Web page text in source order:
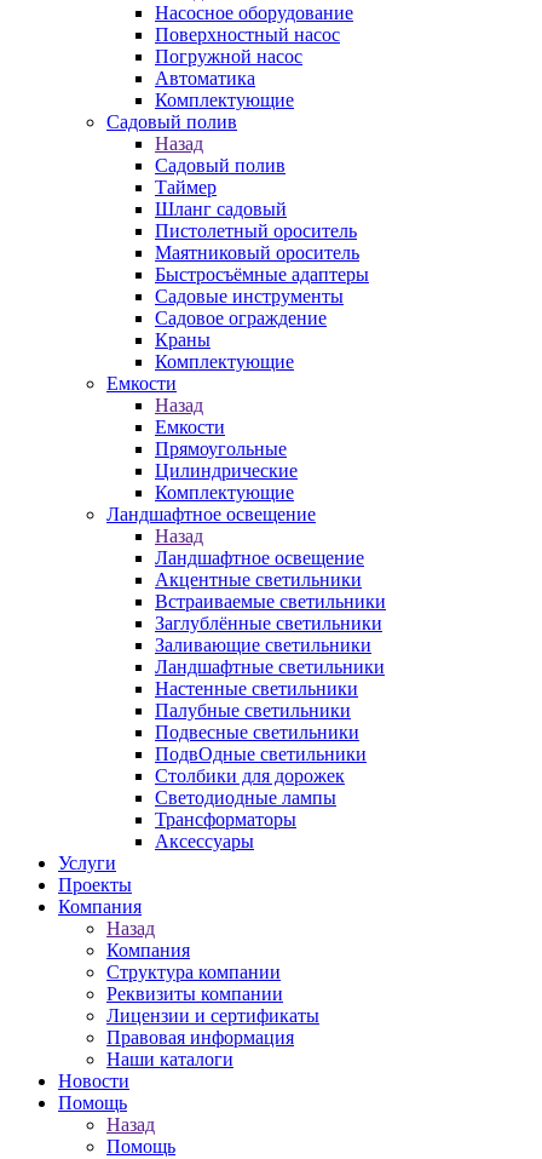
Насосное оборудование
Поверхностный насос
Погружной насос
Автоматика
Комплектующие
Садовый полив
Назад
Садовый полив
Таймер
Шланг садовый
Пистолетный ороситель
Маятниковый ороситель
Быстросъёмные адаптеры
Садовые инструменты
Садовое ограждение
Краны
Комплектующие
Емкости
Назад
Емкости
Прямоугольные
Цилиндрические
Комплектующие
Ландшафтное освещение
Назад
Ландшафтное освещение
Акцентные светильники
Встраиваемые светильники
Заглублённые светильники
Заливающие светильники
Ландшафтные светильники
Настенные светильники
Палубные светильники
Подвесные светильники
ПодвОдные светильники
Столбики для дорожек
Светодиодные лампы
Трансформаторы
Аксессуары
Услуги
Проекты
Компания
Назад
Компания
Структура компании
Реквизиты компании
Лицензии и сертификаты
Правовая информация
Наши каталоги
Новости
Помощь
Назад
Помощь